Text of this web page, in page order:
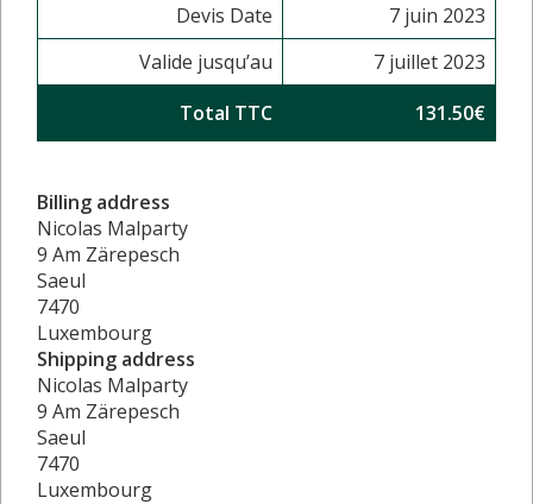
Devis Date
7 juin 2023
Valide jusqu’au
7 juillet 2023
Total TTC
131.50€
Billing address
Nicolas Malparty
9 Am Zärepesch
Saeul
7470
Luxembourg
Shipping address
Nicolas Malparty
9 Am Zärepesch
Saeul
7470
Luxembourg